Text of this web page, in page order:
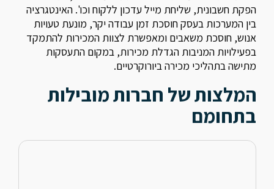
הפקת חשבונית, שליחת מייל עדכון ללקוח וכו'. האינטגרציה
בין המערכות בעסק חוסכת זמן עבודה יקר, מונעת טעויות
אנוש, חוסכת משאבים ומאפשרת לצוות המכירות להתמקד
בפעילויות המניבות הגדלת מכירות, במקום התעסקות
מתישה בתהליכי מכירה ביורוקרטיים.
המלצות של חברות מובילות
בתחומם